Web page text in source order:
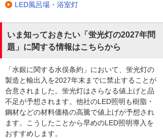
LED風呂場・浴室灯
いま知っておきたい「蛍光灯の2027年問
題」に関する情報はこちらから
「水銀に関する水俣条約」において、蛍光灯の
製造と輸出入を2027年末までに禁止することが
合意されました。蛍光灯はさらなる値上げと品
不足が予想されます。他社のLED照明も樹脂・
鋼材などの材料価格の高騰で値上げが予想され
ます。こうしたことから早めのLED照明導入を
おすすめします。